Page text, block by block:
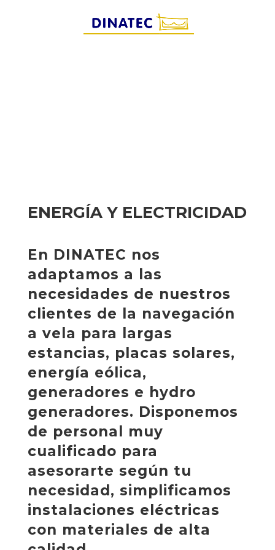
ENERGÍA Y ELECTRICIDAD
En DINATEC nos
adaptamos a las
necesidades de nuestros
clientes de la navegación
a vela para largas
estancias, placas solares,
energía eólica,
generadores e hydro
generadores. Disponemos
de personal muy
cualificado para
asesorarte según tu
necesidad, simplificamos
instalaciones eléctricas
con materiales de alta